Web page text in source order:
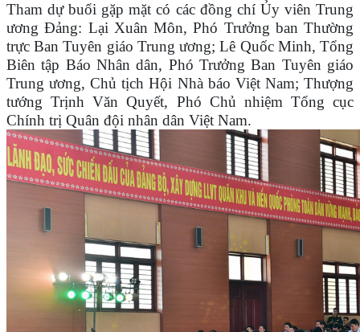
Tham dự buổi gặp mặt có các đồng chí Ủy viên Trung
ương Đảng: Lại Xuân Môn, Phó Trưởng ban Thường
trực Ban Tuyên giáo Trung ương; Lê Quốc Minh, Tổng
Biên tập Báo Nhân dân, Phó Trưởng Ban Tuyên giáo
Trung ương, Chủ tịch Hội Nhà báo Việt Nam; Thượng
tướng Trịnh Văn Quyết, Phó Chủ nhiệm Tổng cục
Chính trị Quân đội nhân dân Việt Nam.